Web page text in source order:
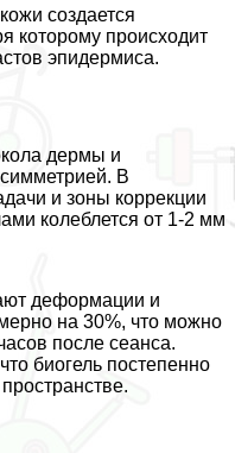
создается
которому происходит
эпидермиса.
дермы и
В
и зоны коррекции
колeблется от 1-2 мм
деформации и
на 30%, что можно
после сеанса.
биогель постепенно